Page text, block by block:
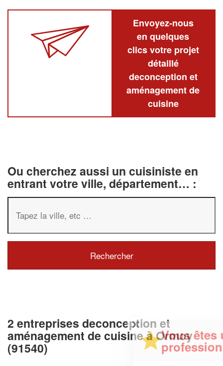
Envoyez-nous
en quelques
clics votre projet
détaillé
deconception et
aménagement de
cuisine
Ou cherchez aussi un cuisiniste en
entrant votre ville, département… :
2 entreprises deconception et
aménagement de cuisine à Ormoy
(91540)
✕
Vous êtes un
professionnel ?